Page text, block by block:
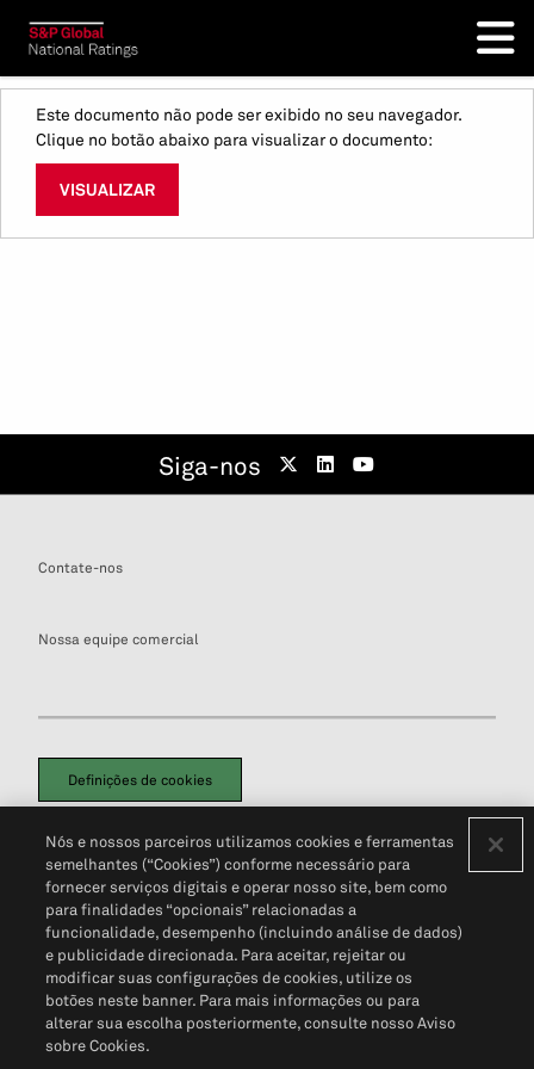
Este documento não pode ser exibido no seu navegador.
Clique no botão abaixo para visualizar o documento:
VISUALIZAR
Siga-nos
Contate-nos
Nossa equipe comercial
Definições de cookies
Política de PrivacidadePortal de privacidade do cliente (em inglês)
Não Venda Minhas Informações Pessoais© 2026 S&P Global
Nós e nossos parceiros utilizamos cookies e ferramentas
semelhantes (“Cookies”) conforme necessário para
fornecer serviços digitais e operar nosso site, bem como
para finalidades “opcionais” relacionadas a
funcionalidade, desempenho (incluindo análise de dados)
e publicidade direcionada. Para aceitar, rejeitar ou
modificar suas configurações de cookies, utilize os
botões neste banner. Para mais informações ou para
alterar sua escolha posteriormente, consulte nosso Aviso
sobre Cookies.